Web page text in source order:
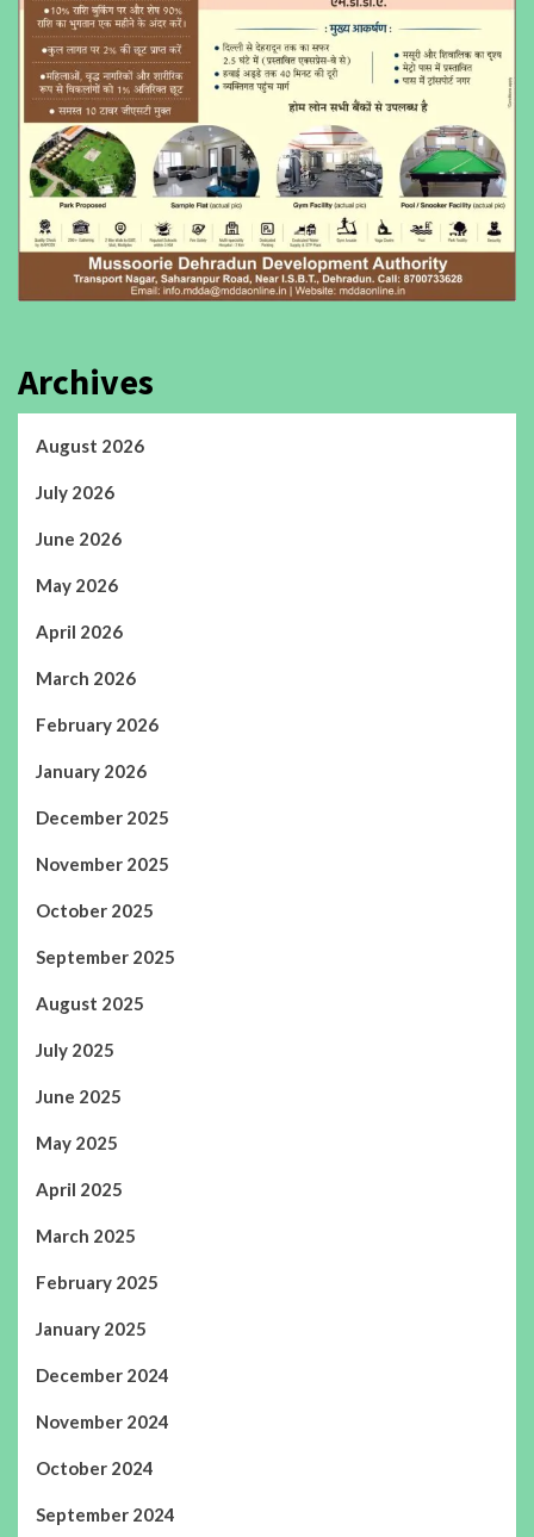
Archives
August 2026
July 2026
June 2026
May 2026
April 2026
March 2026
February 2026
January 2026
December 2025
November 2025
October 2025
September 2025
August 2025
July 2025
June 2025
May 2025
April 2025
March 2025
February 2025
January 2025
December 2024
November 2024
October 2024
September 2024